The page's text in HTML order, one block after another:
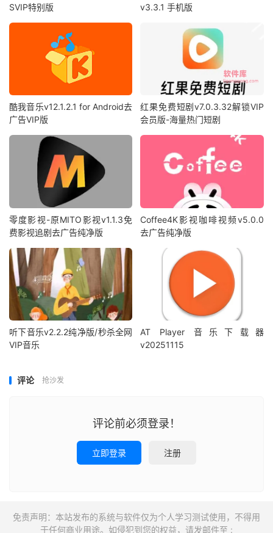
SVIP特别版
v3.3.1 手机版
酷我音乐v12.1.2.1 for Android去
广告VIP版
红果免费短剧v7.0.3.32解锁VIP
会员版-海量热门短剧
零度影视-原MITO影视v1.1.3免
费影视追剧去广告纯净版
Coffee4K影视咖啡视频v5.0.0
去广告纯净版
听下音乐v2.2.2纯净版/秒杀全网
VIP音乐
AT Player 音乐下载器
v20251115
评论 抢沙发
评论前必须登录！
立即登录 注册
免责声明：本站发布的系统与软件仅为个人学习测试使用，不得用
于任何商业用途。如侵犯到您的权益，请发邮件至 :